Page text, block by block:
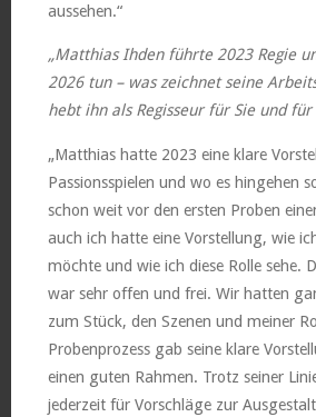
aussehen.“
„Matthias Ihden führte 2023 Regie
2026 tun – was zeichnet seine
hebt ihn als Regisseur für Sie und für
„Matthias hatte 2023 eine klare
Passionsspielen und wo es hingehen
schon weit vor den ersten Proben
auch ich hatte eine Vorstellung, wie
möchte und wie ich diese Rolle sehe.
war sehr offen und frei. Wir hatten
zum Stück, den Szenen und meiner
Probenprozess gab seine klare
einen guten Rahmen. Trotz seiner
jederzeit für Vorschläge zur